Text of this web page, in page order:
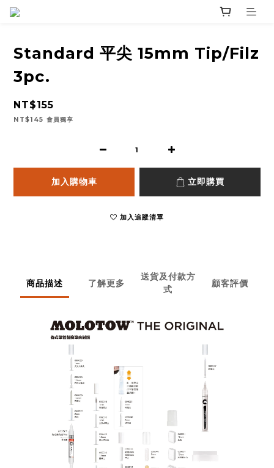
Standard 平尖 15mm Tip/Filz
3pc.
NT$155
NT$145 會員獨享
加入購物車 立即購買
加入追蹤清單
商品描述 了解更多
送貨及付款方
式
顧客評價